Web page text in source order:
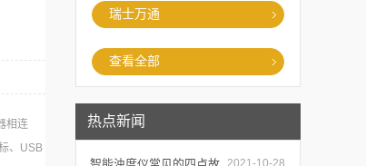
瑞士万通
查看全部
热点新闻
2021-10-28
相连
、USB